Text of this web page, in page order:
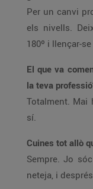
Per un canvi
els nivells.
180º i llençar-
El que va
la teva
Totalment. Mai
sí.
Cuines tot allò
Sempre. Jo
neteja, i